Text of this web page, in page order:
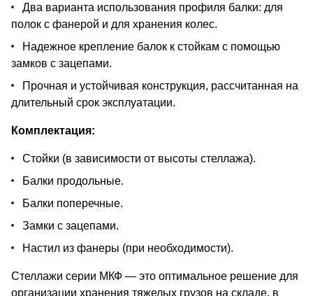
Два варианта использования профиля балки: для
полок с фанерой и для хранения колес.
Надежное крепление балок к стойкам с помощью
замков с зацепами.
Прочная и устойчивая конструкция, рассчитанная на
длительный срок эксплуатации.
Комплектация:
Стойки (в зависимости от высоты стеллажа).
Балки продольные.
Балки поперечные.
Замки с зацепами.
Настил из фанеры (при необходимости).
Стеллажи серии МКФ — это оптимальное решение для
организации хранения тяжелых грузов на складе, в